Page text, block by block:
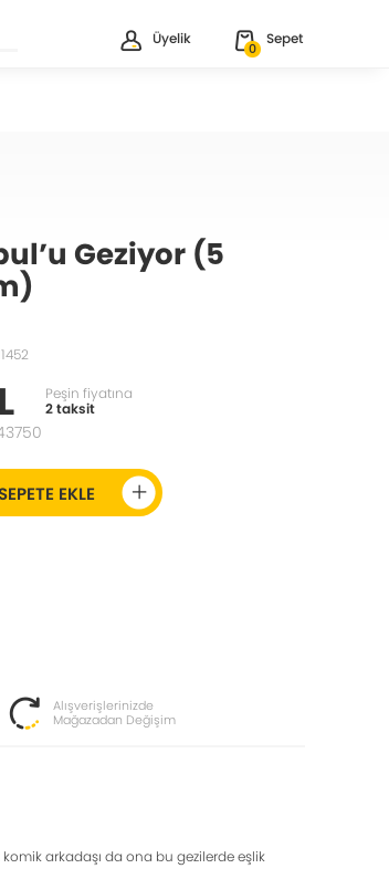
Üyelik
0
Sepet
Geziyor (5
Peşin fiyatına
2 taksit
EKLE
Alışverişlerinizde
Mağazadan Değişim
komik arkadaşı da ona bu gezilerde eşlik